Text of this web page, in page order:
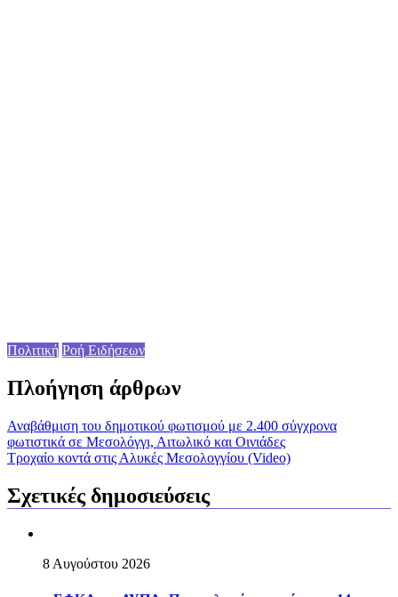
Πολιτική Ροή Ειδήσεων
Πλοήγηση άρθρων
Αναβάθμιση του δημοτικού φωτισμού με 2.400 σύγχρονα
φωτιστικά σε Μεσολόγγι, Αιτωλικό και Οινιάδες
Τροχαίο κοντά στις Αλυκές Μεσολογγίου (Video)
Σχετικές δημοσιεύσεις
8 Αυγούστου 2026